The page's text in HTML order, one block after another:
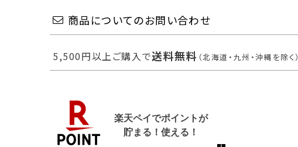
商品についてのお問い合わせ
5,500円以上ご購入で送料無料 （北海道・九州・沖縄を除く）